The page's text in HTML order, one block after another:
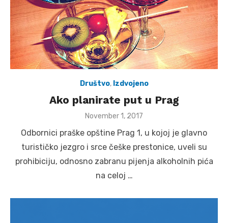
Društvo, Izdvojeno
Ako planirate put u Prag
Posted
November 1, 2017
Odbornici praške opštine Prag 1, u kojoj je glavno
turističko jezgro i srce češke prestonice, uveli su
prohibiciju, odnosno zabranu pijenja alkoholnih pića
na celoj …